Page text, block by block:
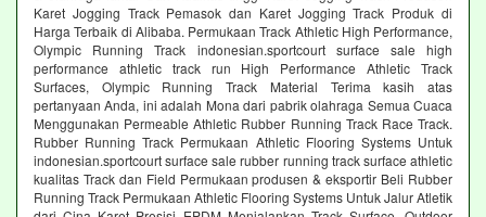
Karet Jogging Track Pemasok dan Karet Jogging Track Produk di
Harga Terbaik di Alibaba. Permukaan Track Athletic High Performance,
Olympic Running Track indonesian.sportcourt surface sale high
performance athletic track run High Performance Athletic Track
Surfaces, Olympic Running Track Material Terima kasih atas
pertanyaan Anda, ini adalah Mona dari pabrik olahraga Semua Cuaca
Menggunakan Permeable Athletic Rubber Running Track Race Track.
Rubber Running Track Permukaan Athletic Flooring Systems Untuk
indonesian.sportcourt surface sale rubber running track surface athletic
kualitas Track dan Field Permukaan produsen & eksportir Beli Rubber
Running Track Permukaan Athletic Flooring Systems Untuk Jalur Atletik